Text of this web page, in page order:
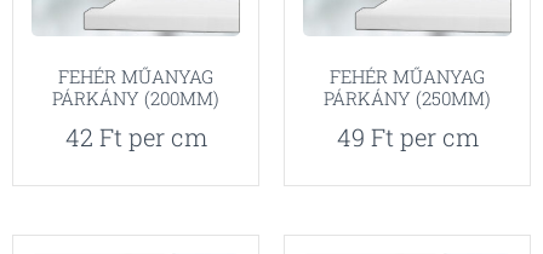
FEHÉR MŰANYAG
PÁRKÁNY (200MM)
42 Ft per cm
FEHÉR MŰANYAG
PÁRKÁNY (250MM)
49 Ft per cm